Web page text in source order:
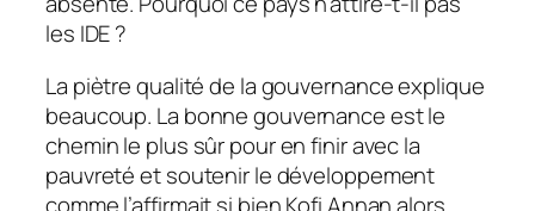
les IDE ?
La piètre qualité de la gouvernance explique
beaucoup. La bonne gouvernance est le
chemin le plus sûr pour en finir avec la
pauvreté et soutenir le développement
comme l’affirmait si bien Kofi Annan alors